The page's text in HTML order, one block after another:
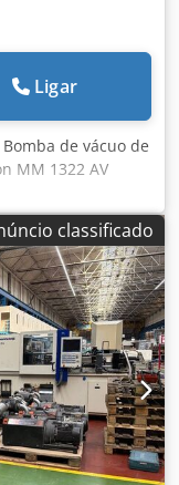
Ligar
Bomba de vácuo de
MM 1322 AV
h Pressão de
Dcodpfodkaf
Perto de hortelã
instruções Tempo
classificado